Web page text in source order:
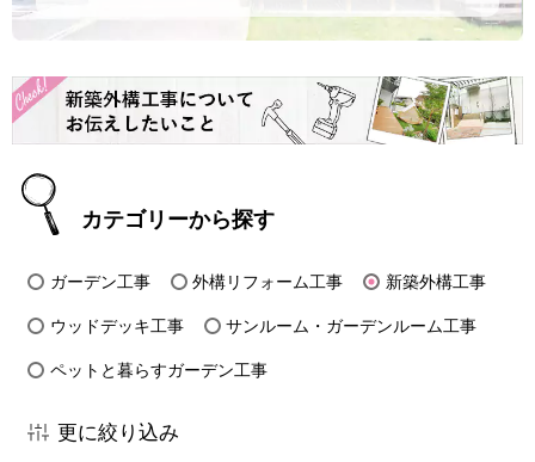
カテゴリーから探す
ガーデン工事 外構リフォーム工事 新築外構工事
ウッドデッキ工事 サンルーム・ガーデンルーム工事
ペットと暮らすガーデン工事
更に絞り込み